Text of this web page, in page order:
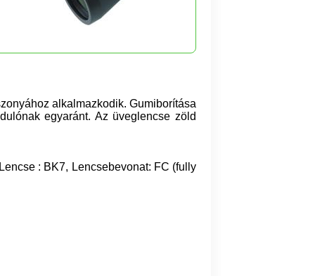
alkalmazkodik. Gumiborítása
egyaránt. Az üveglencse zöld
Lencse : BK7, Lencsebevonat: FC (fully